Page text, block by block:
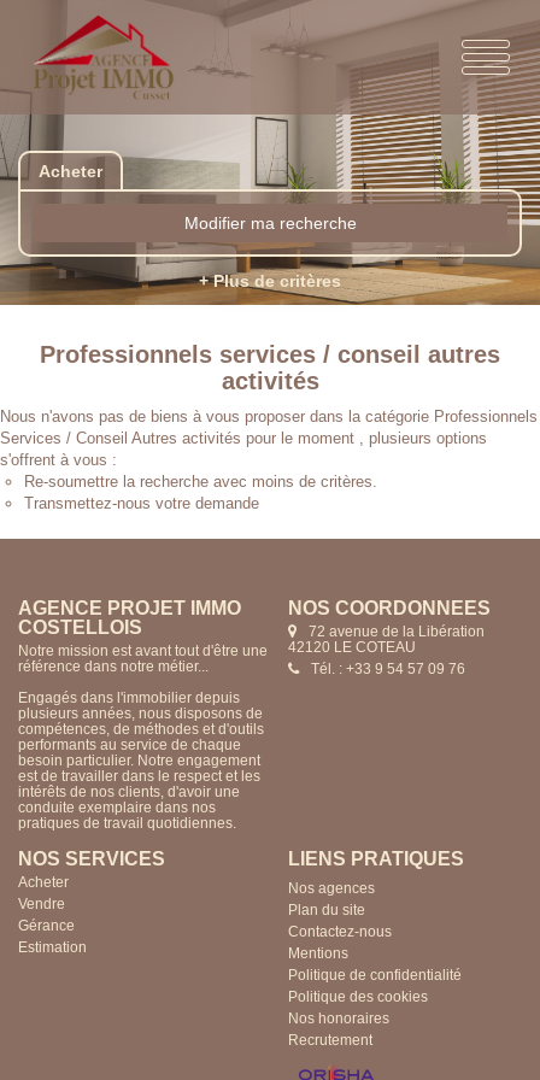
Acheter
Modifier ma recherche
+ Plus de critères
Professionnels services / conseil autres
activités
Nous n'avons pas de biens à vous proposer dans la catégorie Professionnels
Services / Conseil Autres activités pour le moment , plusieurs options
s'offrent à vous :
Re-soumettre la recherche avec moins de critères.
Transmettez-nous votre demande
AGENCE PROJET IMMO
COSTELLOIS
Notre mission est avant tout d'être une
référence dans notre métier...
Engagés dans l'immobilier depuis
plusieurs années, nous disposons de
compétences, de méthodes et d'outils
performants au service de chaque
besoin particulier. Notre engagement
est de travailler dans le respect et les
intérêts de nos clients, d'avoir une
conduite exemplaire dans nos
pratiques de travail quotidiennes.
NOS COORDONNÉES
72 avenue de la Libération
42120 LE COTEAU
Tél. : +33 9 54 57 09 76
NOS SERVICES
Acheter
Vendre
Gérance
Estimation
LIENS PRATIQUES
Nos agences
Plan du site
Contactez-nous
Mentions
Politique de confidentialité
Politique des cookies
Nos honoraires
Recrutement